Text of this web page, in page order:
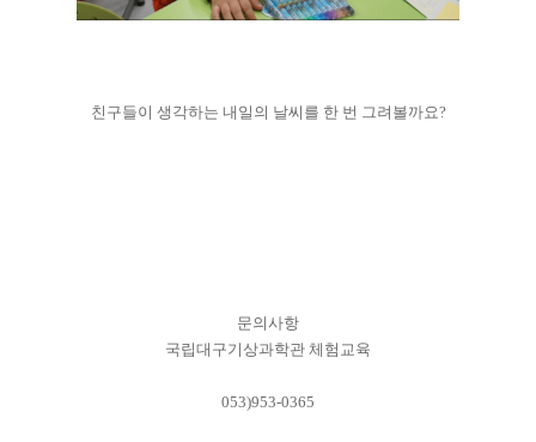
친구들이 생각하는 내일의 날씨를 한 번 그려볼까요?
문의사항
국립대구기상과학관 체험교육
053)953-0365